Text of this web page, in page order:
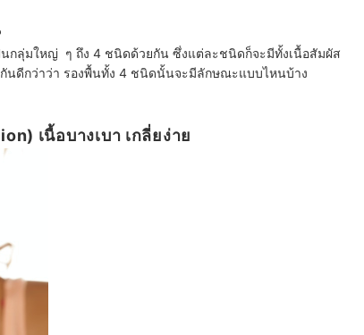
กลุ่มใหญ่ ๆ ถึง 4 ชนิดด้วยกัน ซึ่งแต่ละชนิดก็จะมีทั้งเนื้อสัมผัส
นดีกว่าว่า รองพื้นทั้ง 4 ชนิดนั้นจะมีลักษณะแบบไหนบ้าง
เนื้อบางเบา เกลี่ยง่าย